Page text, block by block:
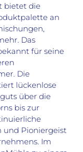
bietet die
an
Das
für seine
Die
lückenlose
über die
bis zur
und Pioniergeist
Im